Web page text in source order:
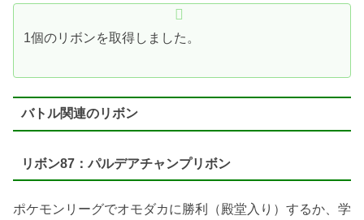
1個のリボンを取得しました。
バトル関連のリボン
リボン87：パルデアチャンプリボン
ポケモンリーグでオモダカに勝利（殿堂入り）するか、学